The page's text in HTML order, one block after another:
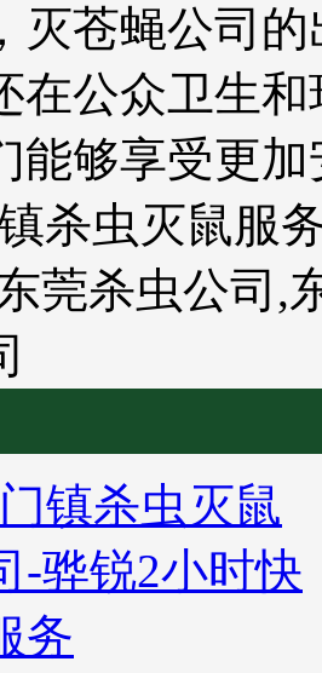
灭苍蝇公司
在公众卫生
能够享受更